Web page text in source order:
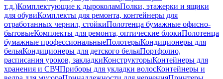
т.д.)Комплектующие к дыроколамПолки, этажерки и ящики
для обувиКомплекты для ремонта, контейнеры для
отработанных чернил, стойкиПолотенца бумажные офисно-
бытовыеКомплекты для ремонта, оптические блокиПолотенца
бумажные профессиональныеПолотерыКондиционеры для
бельяКондиционеры для детского бельяПортфолио,
расписания уроков, закладкиКонструкторыКонтейнеры для
хранения и СВЧПриборы для укладки волосКонтейнеры и